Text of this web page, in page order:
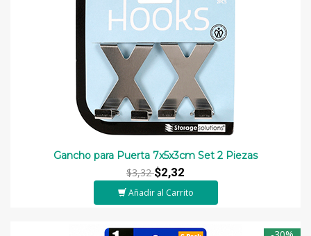
Gancho para Puerta 7x5x3cm Set 2 Piezas
$3,32$2,32
Añadir al Carrito